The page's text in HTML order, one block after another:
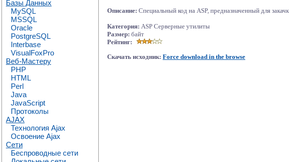
Базы Данных
MySQL
MSSQL
Oracle
PostgreSQL
Interbase
VisualFoxPro
Веб-Мастеру
PHP
HTML
Perl
Java
JavaScript
Протоколы
AJAX
Технология Ajax
Освоение Ajax
Сети
Беспроводные сети
Описание: Специальный код на ASP, предназначенный для
Категория: ASP Серверные утилиты
Размер: байт
Рейтинг:
Скачать исходник: Force download in the browse